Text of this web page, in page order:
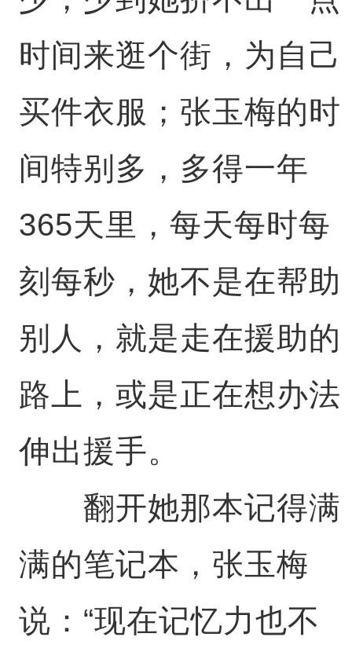
时间来逛个街，为自己
买件衣服；张玉梅的时
间特别多，多得一年
365天里，每天每时每
刻每秒，她不是在帮助
别人，就是走在援助的
路上，或是正在想办法
伸出援手。
翻开她那本记得满
满的笔记本，张玉梅
说：“现在记忆力也不